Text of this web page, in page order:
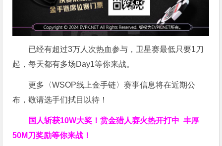
已经有超过3万人次热血参与，卫星赛最低只要1刀
起，每天都有多场Day1等你来战。
更多〈WSOP线上金手链〉赛事信息将在近期公
布，敬请选手们拭目以待！
国人斩获10W大奖！赏金猎人赛火热开打中 丰厚
50M刀奖励等你来战！